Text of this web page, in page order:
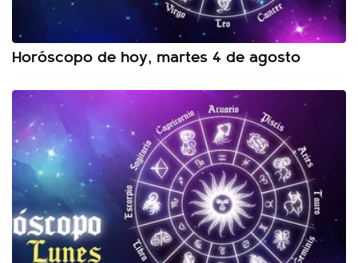
Horóscopo de hoy, martes 4 de agosto